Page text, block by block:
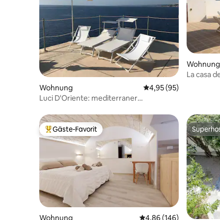
Wohnung Durchschnittliche
4,95 (95)
Luci D'Oriente: mediterraner
Wohnung
La casa
Beliebter Gäste-Favorit.
Gäste-Favorit
Wohnung Durchschnittliche
4,86 (146)